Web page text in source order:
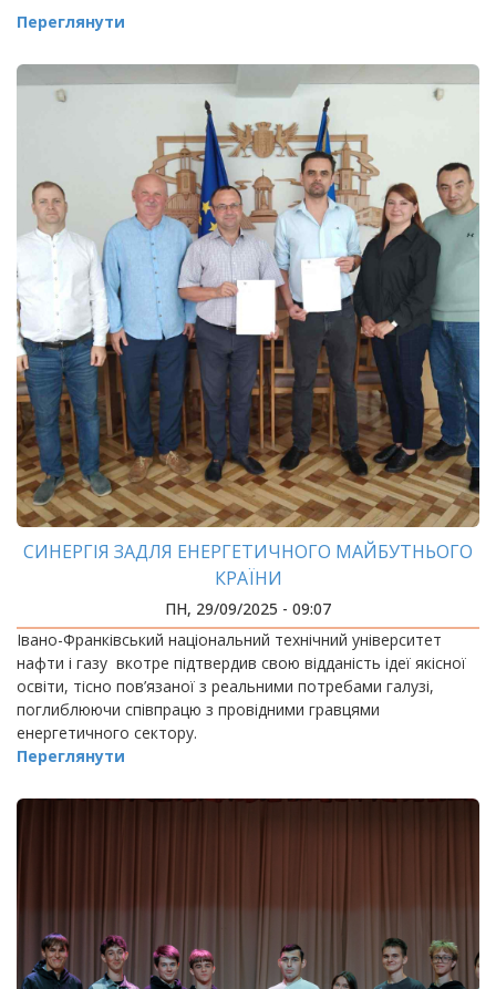
Переглянути
СИНЕРГІЯ ЗАДЛЯ ЕНЕРГЕТИЧНОГО МАЙБУТНЬОГО
КРАЇНИ
ПН, 29/09/2025 - 09:07
Івано-Франківський національний технічний університет
нафти і газу вкотре підтвердив свою відданість ідеї якісної
освіти, тісно пов’язаної з реальними потребами галузі,
поглиблюючи співпрацю з провідними гравцями
енергетичного сектору.
Переглянути